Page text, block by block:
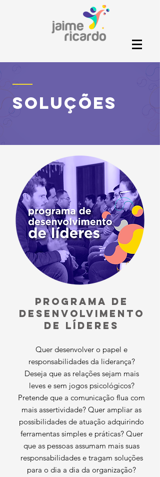
soluções
PROGRAMA DE
DESENVOLVIMENTO
DE LÍDERES
Quer desenvolver o papel e
responsabilidades da liderança?
Deseja que as relações sejam mais
leves e sem jogos psicológicos?
Pretende que a comunicação flua com
mais assertividade? Quer ampliar as
possibilidades de atuação adquirindo
ferramentas simples e práticas? Quer
que as pessoas assumam mais suas
responsabilidades e tragam soluções
para o dia a dia da organização?